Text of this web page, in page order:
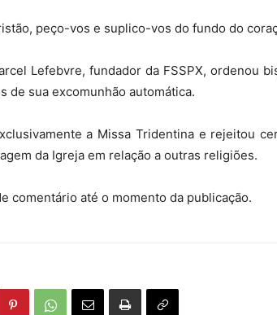
peço-vos e suplico-vos do fundo do
Lefebvre, fundador da FSSPX, ordenou
de sua excomunhão automática.
a Missa Tridentina e rejeitou
da Igreja em relação a outras religiões.
comentário até o momento da publicação.